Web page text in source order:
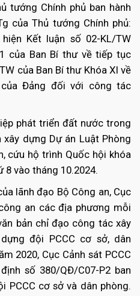
tướng Chính phủ ban hành
của Thủ tướng Chính phủ:
Kết luận số 02-KL/TW
của Ban Bí thư về tiếp tục
của Ban Bí thư Khóa XI về
Đảng đối với công tác
phát triển đất nước trong
dựng Dự án Luật Phòng
cứu hộ trình Quốc hội khóa
vào tháng 10.2024.
lãnh đạo Bộ Công an, Cục
an các địa phương mỗi
bản chỉ đạo công tác xây
đội PCCC cơ sở, dân
2020, Cục Cảnh sát PCCC
số 380/QĐ/C07-P2 ban
PCCC cơ sở và dân phòng.